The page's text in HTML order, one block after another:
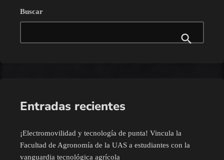
Buscar
Entradas recientes
¡Electromovilidad y tecnología de punta! Vincula la
Facultad de Agronomía de la UAS a estudiantes con la
vanguardia tecnológica agrícola